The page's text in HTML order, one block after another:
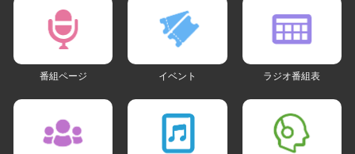
番組ページ イベント ラジオ番組表